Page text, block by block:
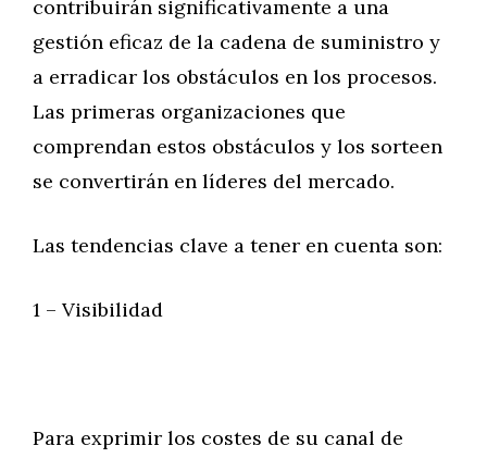
contribuirán significativamente a una
gestión eficaz de la cadena de suministro y
a erradicar los obstáculos en los procesos.
Las primeras organizaciones que
comprendan estos obstáculos y los sorteen
se convertirán en líderes del mercado.
Las tendencias clave a tener en cuenta son:
1 – Visibilidad
Para exprimir los costes de su canal de